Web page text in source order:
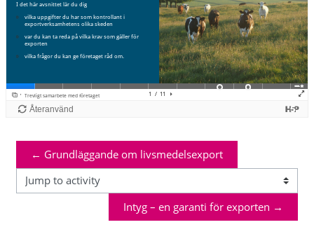
← Grundläggande om livsmedelsexport
Jump to activity
Intyg – en garanti för exporten →